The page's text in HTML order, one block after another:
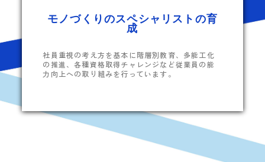
モノづくりのスペシャリストの育
成
社員重視の考え方を基本に階層別教育、多能工化
の推進、各種資格取得チャレンジなど従業員の能
力向上への取り組みを行っています。